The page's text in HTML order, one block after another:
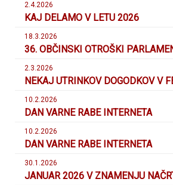
2.4.2026
KAJ DELAMO V LETU 2026
18.3.2026
36. OBČINSKI OTROŠKI
2.3.2026
NEKAJ UTRINKOV DOGODKOV V
10.2.2026
DAN VARNE RABE INTERNETA
10.2.2026
DAN VARNE RABE INTERNETA
30.1.2026
JANUAR 2026 V ZNAMENJU